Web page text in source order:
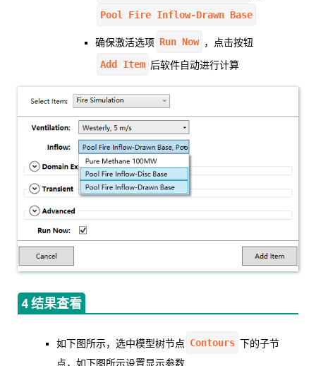
Pool Fire Inflow-Drawn Base
确保激活选项 Run Now ，点击按钮
Add Item 后软件自动进行计算
4 结果查看
如下图所示，选中模型树节点 Contours
下的子节
点，如下图所示设置显示参数